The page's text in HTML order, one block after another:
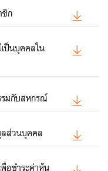
ชิก
ป็นบุคคลใน
รมกับสหกรณ์
ส่วนบุคคล
อชำระค่าหุ้น